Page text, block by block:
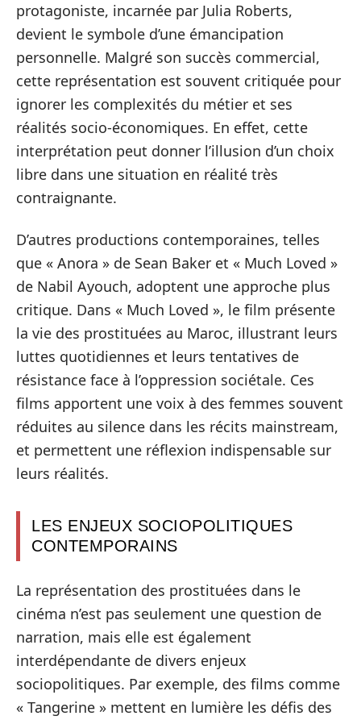
protagoniste, incarnée par Julia Roberts,
devient le symbole d’une émancipation
personnelle. Malgré son succès commercial,
cette représentation est souvent critiquée pour
ignorer les complexités du métier et ses
réalités socio-économiques. En effet, cette
interprétation peut donner l’illusion d’un choix
libre dans une situation en réalité très
contraignante.
D’autres productions contemporaines, telles
que « Anora » de Sean Baker et « Much Loved »
de Nabil Ayouch, adoptent une approche plus
critique. Dans « Much Loved », le film présente
la vie des prostituées au Maroc, illustrant leurs
luttes quotidiennes et leurs tentatives de
résistance face à l’oppression sociétale. Ces
films apportent une voix à des femmes souvent
réduites au silence dans les récits mainstream,
et permettent une réflexion indispensable sur
leurs réalités.
LES ENJEUX SOCIOPOLITIQUES
CONTEMPORAINS
La représentation des prostituées dans le
cinéma n’est pas seulement une question de
narration, mais elle est également
interdépendante de divers enjeux
sociopolitiques. Par exemple, des films comme
« Tangerine » mettent en lumière les défis des